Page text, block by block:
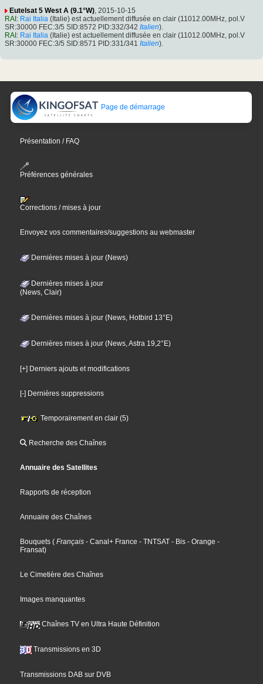
Eutelsat 5 West A (9.1°W) , 2015-10-15
RAI: Rai Italia (Italie) est actuellement diffusée en clair (11012.00MHz, pol.V
SR:30000 FEC:3/5 SID:8572 PID:332/342 Italien).
RAI: Rai Italia (Italie) est actuellement diffusée en clair (11012.00MHz, pol.V
SR:30000 FEC:3/5 SID:8571 PID:331/341 Italien).
Page de démarrage
Présentation / FAQ
Préférences générales
Corrections / mises à jour
Envoyez vos commentaires/suggestions au webmaster
Dernières mises à jour (News)
Dernières mises à jour
(News, Clair)
Dernières mises à jour (News, Hotbird 13°E)
Dernières mises à jour (News, Astra 19,2°E)
[+] Derniers ajouts et modifications
[-] Dernières suppressions
Temporairement en clair (5)
Recherche des Chaînes
Annuaire des Satellites
Rapports de réception
Annuaire des Chaînes
Bouquets ( Français - Canal+ France - TNTSAT - Bis - Orange -
Fransat)
Le Cimetière des Chaînes
Images manquantes
Chaînes TV en Ultra Haute Définition
Transmissions en 3D
Transmissions DAB sur DVB